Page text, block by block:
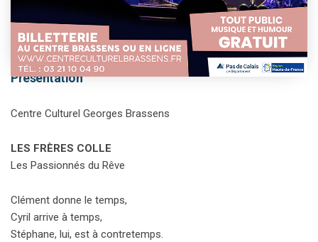
This event has passed.
Présentation
Centre Culturel Georges Brassens
LES FRÈRES COLLE
Les Passionnés du Rêve
Clément donne le temps,
Cyril arrive à temps,
Stéphane, lui, est à contretemps.